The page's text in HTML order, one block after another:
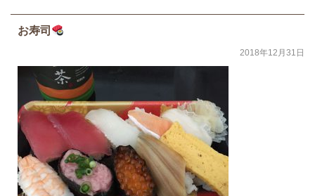
お寿司
2018年12月31日